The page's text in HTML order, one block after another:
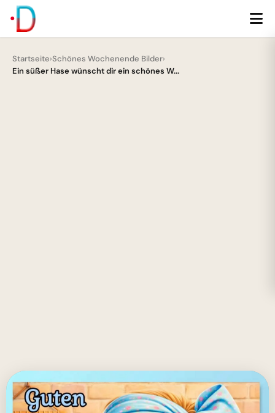
Startseite›Schönes Wochenende Bilder›
Ein süßer Hase wünscht dir ein schönes W...